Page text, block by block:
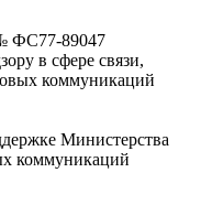
ФС77-89047
в сфере связи,
коммуникаций
Министерства
коммуникаций